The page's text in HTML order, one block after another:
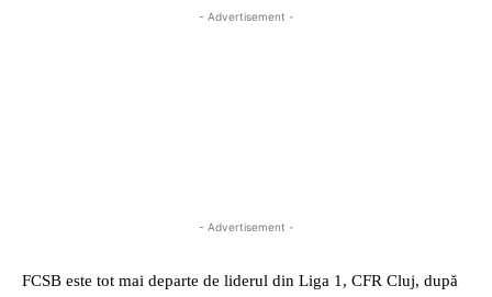
- Advertisement -
- Advertisement -
FCSB este tot mai departe de liderul din Liga 1, CFR Cluj, după